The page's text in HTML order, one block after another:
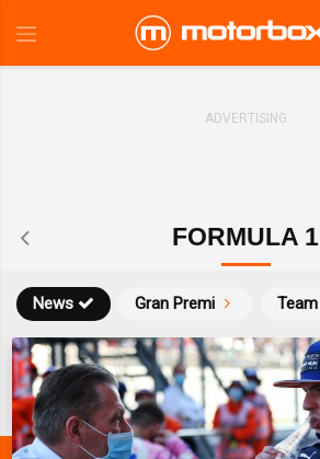
FORMULA 1
News Gran Premi Team